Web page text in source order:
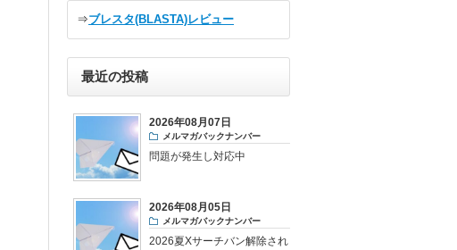
⇒ブレスタ(BLASTA)レビュー
最近の投稿
2026年08月07日
メルマガバックナンバー
問題が発生し対応中
2026年08月05日
メルマガバックナンバー
2026夏Xサーチバン解除され